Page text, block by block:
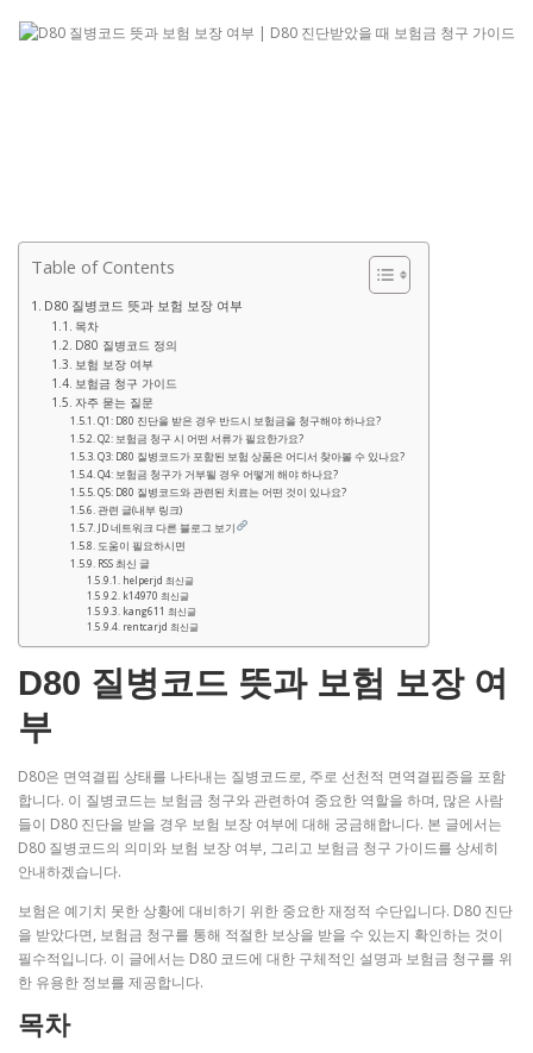
Table of Contents
D80 질병코드 뜻과 보험 보장 여부
목차
D80 질병코드 정의
보험 보장 여부
보험금 청구 가이드
자주 묻는 질문
Q1: D80 진단을 받은 경우 반드시 보험금을 청구해야 하나요?
Q2: 보험금 청구 시 어떤 서류가 필요한가요?
Q3: D80 질병코드가 포함된 보험 상품은 어디서 찾아볼 수 있나요?
Q4: 보험금 청구가 거부될 경우 어떻게 해야 하나요?
Q5: D80 질병코드와 관련된 치료는 어떤 것이 있나요?
관련 글(내부 링크)
JD 네트워크 다른 블로그 보기
도움이 필요하시면
RSS 최신 글
helperjd 최신글
k14970 최신글
kang611 최신글
rentcarjd 최신글
D80 질병코드 뜻과 보험 보장 여
부
D80은 면역결핍 상태를 나타내는 질병코드로, 주로 선천적 면역결핍증을 포함
합니다. 이 질병코드는 보험금 청구와 관련하여 중요한 역할을 하며, 많은 사람
들이 D80 진단을 받을 경우 보험 보장 여부에 대해 궁금해합니다. 본 글에서는
D80 질병코드의 의미와 보험 보장 여부, 그리고 보험금 청구 가이드를 상세히
안내하겠습니다.
보험은 예기치 못한 상황에 대비하기 위한 중요한 재정적 수단입니다. D80 진단
을 받았다면, 보험금 청구를 통해 적절한 보상을 받을 수 있는지 확인하는 것이
필수적입니다. 이 글에서는 D80 코드에 대한 구체적인 설명과 보험금 청구를 위
한 유용한 정보를 제공합니다.
목차